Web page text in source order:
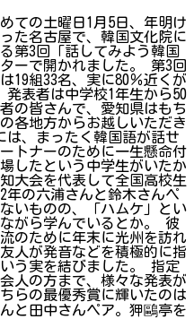
ての土曜日1月5日、年明け
た名古屋で、韓国文化院に
第3回「話してみよう韓国
ーで開かれました。 第3回
19組33名、実に80％近くが
表者は中学校1年生から50
の皆さんで、愛知県はもち
各地方からお越しいただき
、まったく韓国語が話せ
トナーのために一生懸命付
したという中学生がいたか
大会を代表して全国高校生
年の六浦さんと鈴木さんペ
いものの、「ハムケ」とい
がら学んでいるとか。 彼
のために年末に光州を訪れ
人が発音などを積極的に指
う実を結びました。 指定
人の方まで、様々な発表が
らの最優秀賞に輝いたのは
と田中さんペア。狎鷗亭を